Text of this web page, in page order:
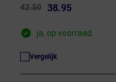
42.50 38.95
ja, op voorraad
Vergelijk